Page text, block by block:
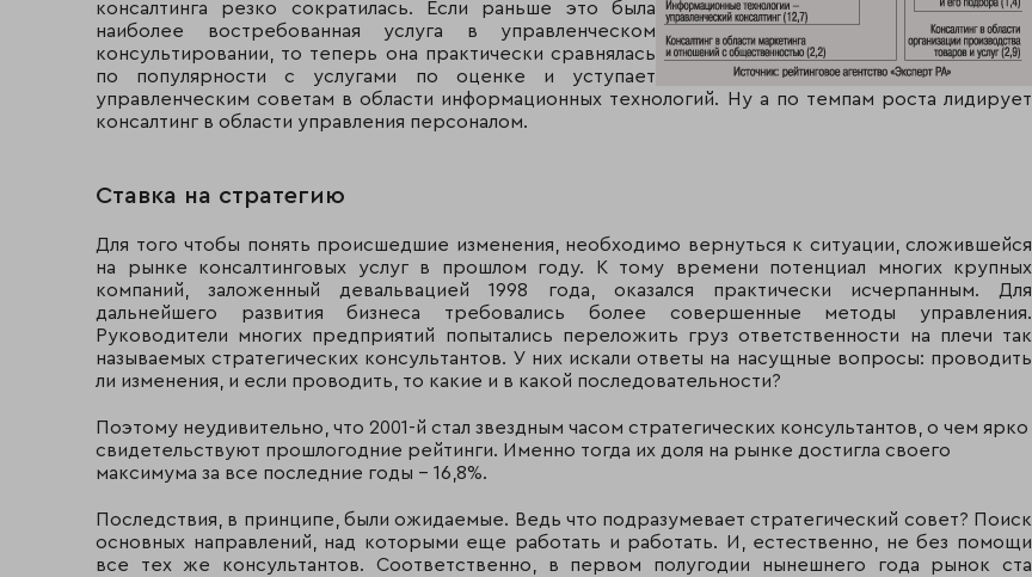
консалтинга резко сократилась. Если раньше это была
наиболее востребованная услуга в управленческом
консультировании, то теперь она практически сравнялась
по популярности с услугами по оценке и уступает
управленческим советам в области информационных технологий. Ну а по темпам роста лидирует
консалтинг в области управления персоналом.
Ставка на стратегию
Для того чтобы понять происшедшие изменения, необходимо вернуться к ситуации, сложившейся
на рынке консалтинговых услуг в прошлом году. К тому времени потенциал многих крупных
компаний, заложенный девальвацией 1998 года, оказался практически исчерпанным. Для
дальнейшего развития бизнеса требовались более совершенные методы управления.
Руководители многих предприятий попытались переложить груз ответственности на плечи так
называемых стратегических консультантов. У них искали ответы на насущные вопросы: проводить
ли изменения, и если проводить, то какие и в какой последовательности?
Поэтому неудивительно, что 2001-й стал звездным часом стратегических консультантов, о чем ярко
свидетельствуют прошлогодние рейтинги. Именно тогда их доля на рынке достигла своего
максимума за все последние годы - 16,8%.
Последствия, в принципе, были ожидаемые. Ведь что подразумевает стратегический совет? Поиск
основных направлений, над которыми еще работать и работать. И, естественно, не без помощи
все тех же консультантов. Соответственно, в первом полугодии нынешнего года рынок ста